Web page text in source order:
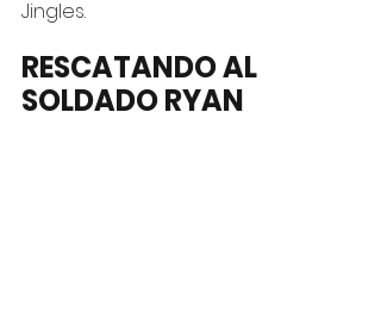
Jingles.
RESCATANDO AL
SOLDADO RYAN